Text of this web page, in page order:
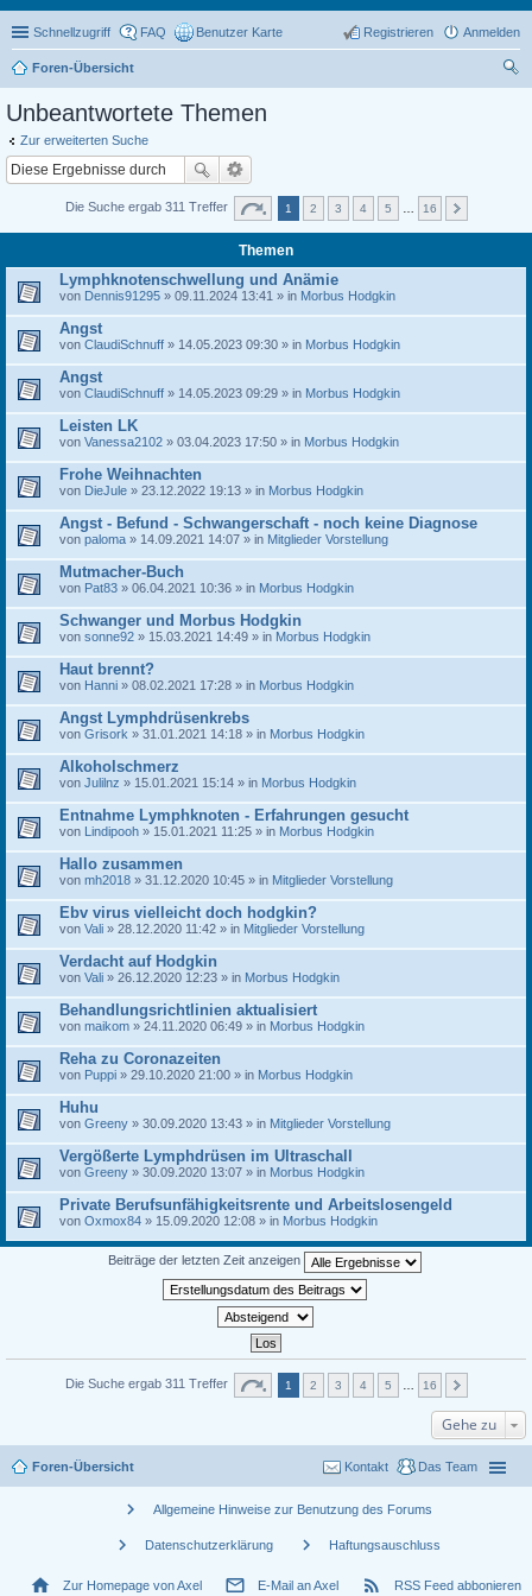
Schnellzugriff FAQ Benutzer Karte Anmelden
Registrieren
Foren-Übersicht
Unbeantwortete Themen
Zur erweiterten Suche
Die Suche ergab 311 Treffer 1 2 3 4 5 16
Themen
Lymphknotenschwellung und Anämie
von Dennis91295 » 09.11.2024 13:41 » in Morbus Hodgkin
Angst
von ClaudiSchnuff » 14.05.2023 09:30 » in Morbus Hodgkin
Angst
von ClaudiSchnuff » 14.05.2023 09:29 » in Morbus Hodgkin
Leisten LK
von Vanessa2102 » 03.04.2023 17:50 » in Morbus Hodgkin
Frohe Weihnachten
von DieJule » 23.12.2022 19:13 » in Morbus Hodgkin
Angst - Befund - Schwangerschaft - noch keine Diagnose
von paloma » 14.09.2021 14:07 » in Mitglieder Vorstellung
Mutmacher-Buch
von Pat83 » 06.04.2021 10:36 » in Morbus Hodgkin
Schwanger und Morbus Hodgkin
von sonne92 » 15.03.2021 14:49 » in Morbus Hodgkin
Haut brennt?
von Hanni » 08.02.2021 17:28 » in Morbus Hodgkin
Angst Lymphdrüsenkrebs
von Grisork » 31.01.2021 14:18 » in Morbus Hodgkin
Alkoholschmerz
von Julilnz » 15.01.2021 15:14 » in Morbus Hodgkin
Entnahme Lymphknoten - Erfahrungen gesucht
von Lindipooh » 15.01.2021 11:25 » in Morbus Hodgkin
Hallo zusammen
von mh2018 » 31.12.2020 10:45 » in Mitglieder Vorstellung
Ebv virus vielleicht doch hodgkin?
von Vali » 28.12.2020 11:42 » in Mitglieder Vorstellung
Verdacht auf Hodgkin
von Vali » 26.12.2020 12:23 » in Morbus Hodgkin
Behandlungsrichtlinien aktualisiert
von maikom » 24.11.2020 06:49 » in Morbus Hodgkin
Reha zu Coronazeiten
von Puppi » 29.10.2020 21:00 » in Morbus Hodgkin
Huhu
von Greeny » 30.09.2020 13:43 » in Mitglieder Vorstellung
Vergößerte Lymphdrüsen im Ultraschall
von Greeny » 30.09.2020 13:07 » in Morbus Hodgkin
Private Berufsunfähigkeitsrente und Arbeitslosengeld
von Oxmox84 » 15.09.2020 12:08 » in Morbus Hodgkin
Beiträge der letzten Zeit anzeigen
Die Suche ergab 311 Treffer 1 2 3 4 5 16
Gehe zu
Foren-Übersicht Das Team
Kontakt
chevron_right Allgemeine Hinweise zur Benutzung des Forums
chevron_right Datenschutzerklärung chevron_right Haftungsauschluss
home Zur Homepage von Axel mail_outline E-Mail an Axel rss_feed RSS Feed abbonieren